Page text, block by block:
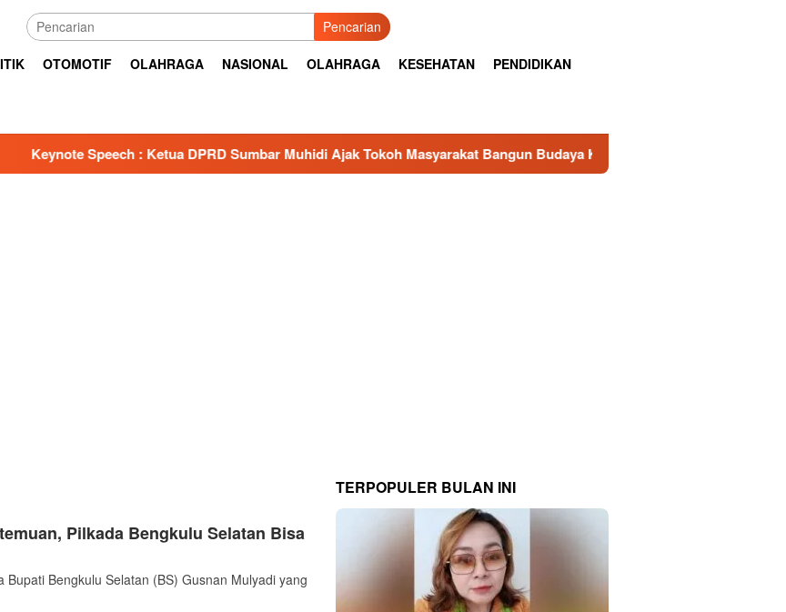
Pencarian
OTOMOTIF OLAHRAGA NASIONAL OLAHRAGA KESEHATAN PENDIDIKAN
Speech : Ketua DPRD Sumbar Muhidi Ajak Tokoh Masyarakat Bangun Budaya Kewaspadaan Kantibmas di Lingkungan
Pilkada Bengkulu Selatan Bisa
Bengkulu Selatan (BS) Gusnan Mulyadi yang
TERPOPULER BULAN INI